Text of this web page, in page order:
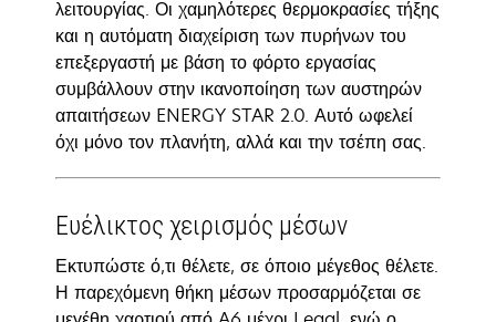
λειτουργίας. Οι χαμηλότερες θερμοκρασίες τήξης
και η αυτόματη διαχείριση των πυρήνων του
επεξεργαστή με βάση το φόρτο εργασίας
συμβάλλουν στην ικανοποίηση των αυστηρών
απαιτήσεων ENERGY STAR 2.0. Αυτό ωφελεί
όχι μόνο τον πλανήτη, αλλά και την τσέπη σας.
Ευέλικτος χειρισμός μέσων
Εκτυπώστε ό,τι θέλετε, σε όποιο μέγεθος θέλετε.
Η παρεχόμενη θήκη μέσων προσαρμόζεται σε